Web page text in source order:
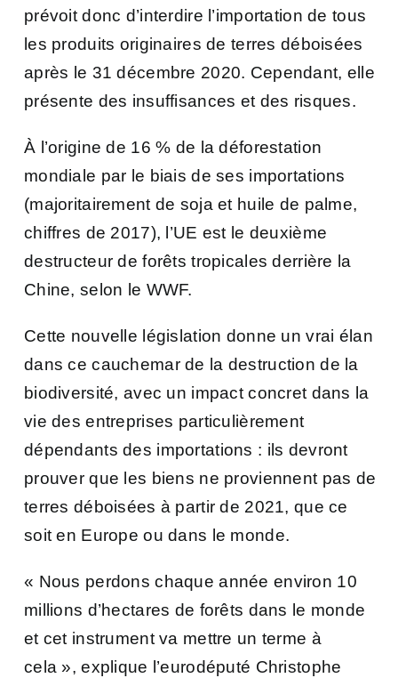
prévoit donc d’interdire l’importation de tous
les produits originaires de terres déboisées
après le 31 décembre 2020. Cependant, elle
présente des insuffisances et des risques.
À l’origine de 16 % de la déforestation
mondiale par le biais de ses importations
(majoritairement de soja et huile de palme,
chiffres de 2017), l’UE est le deuxième
destructeur de forêts tropicales derrière la
Chine, selon le WWF.
Cette nouvelle législation donne un vrai élan
dans ce cauchemar de la destruction de la
biodiversité, avec un impact concret dans la
vie des entreprises particulièrement
dépendants des importations : ils devront
prouver que les biens ne proviennent pas de
terres déboisées à partir de 2021, que ce
soit en Europe ou dans le monde.
« Nous perdons chaque année environ 10
millions d’hectares de forêts dans le monde
et cet instrument va mettre un terme à
cela », explique l’eurodéputé Christophe